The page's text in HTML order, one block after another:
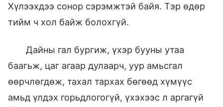
Хүлээхдээ сонор сэрэмжтэй байя. Тэр өдөр
тийм ч хол байж болохгүй.
Дайны гал бургиж, үхэр бууны утаа
баагьж, цаг агаар дулаарч, уур амьсгал
өөрчлөгдөж, тахал тархах бөгөөд хүмүүс
амьд үлдэх горьдлогогүй, үхэхээс л аргагүй